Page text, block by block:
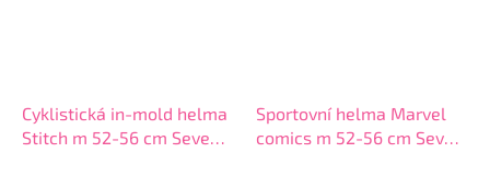
Cyklistická in-mold helma
Stitch m 52-56 cm Seven
Sportovní helma Marvel
comics m 52-56 cm Seven